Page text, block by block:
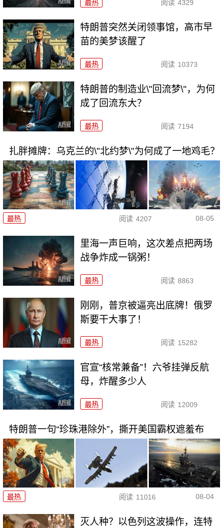
最热 阅读 4329
特朗普突然关闭领事馆，高市早
苗的美梦该醒了
最热 阅读 10373
特朗普的制造业\"回流梦\"，为何
成了回流东大？
最热 阅读 7194
扎胖摊牌：乌克兰的\"北约梦\"为何成了一地鸡毛？
最热 阅读 4207 08-05
里海一声巨响，这次差点把两场
战争炸成一锅粥！
最热 阅读 8863
刚刚，普京被逼亮出底牌！俄罗
斯要干大事了！
最热 阅读 15282
官宣“核常兼备”！六爷挂弹反航
母，炸醒多少人
最热 阅读 12009
特朗普一句“珍珠港除外”，撕开美国霸权遮羞布
最热 阅读 11016 08-04
灭人种？以色列这波操作，连特